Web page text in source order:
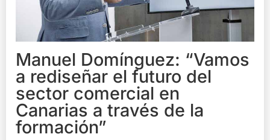
Manuel Domínguez: “Vamos
a rediseñar el futuro del
sector comercial en
Canarias a través de la
formación”